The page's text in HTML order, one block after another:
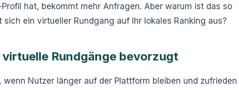
hat, bekommt mehr Anfragen. Aber warum ist das so
ein virtueller Rundgang auf Ihr lokales Ranking aus?
virtuelle Rundgänge bevorzugt
wenn Nutzer länger auf der Plattform bleiben und zufrieden